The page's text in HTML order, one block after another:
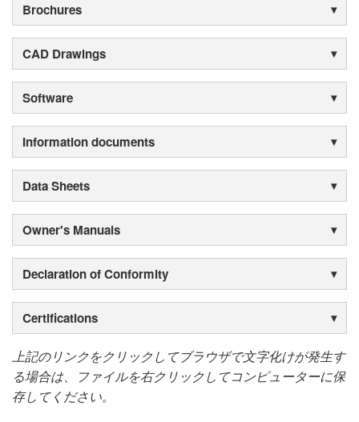
Brochures
CAD Drawings
Software
Information documents
Data Sheets
Owner's Manuals
Declaration of Conformity
Certifications
上記のリンクをクリックしてブラウザで文字化けが発生す
る場合は、ファイルを右クリックしてコンピューターに保
存してください。